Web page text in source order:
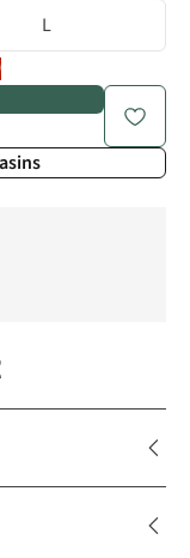
L